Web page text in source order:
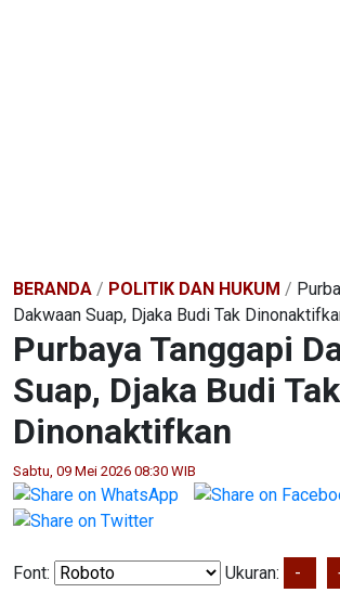
BERANDA / POLITIK DAN HUKUM /
Dakwaan Suap, Djaka Budi Tak
Purbaya Tanggapi
Suap, Djaka Budi Tak
Dinonaktifkan
Sabtu, 09 Mei 2026 08:30 WIB
Font: Ukuran: -